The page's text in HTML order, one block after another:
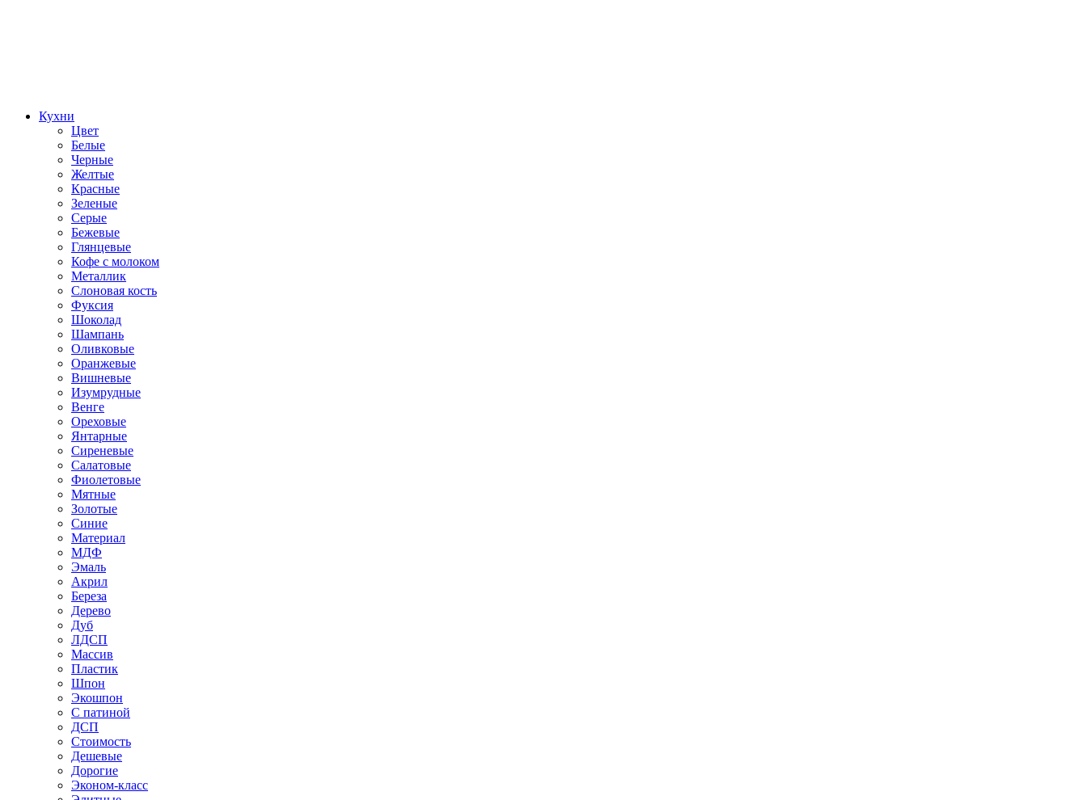
Кухни
Цвет
Белые
Черные
Желтые
Красные
Зеленые
Серые
Бежевые
Глянцевые
Кофе с молоком
Металлик
Слоновая кость
Фуксия
Шоколад
Шампань
Оливковые
Оранжевые
Вишневые
Изумрудные
Венге
Ореховые
Янтарные
Сиреневые
Салатовые
Фиолетовые
Мятные
Золотые
Синие
Материал
МДФ
Эмаль
Акрил
Береза
Дерево
Дуб
ЛДСП
Массив
Пластик
Шпон
Экошпон
С патиной
ДСП
Стоимость
Дешевые
Дорогие
Эконом-класс